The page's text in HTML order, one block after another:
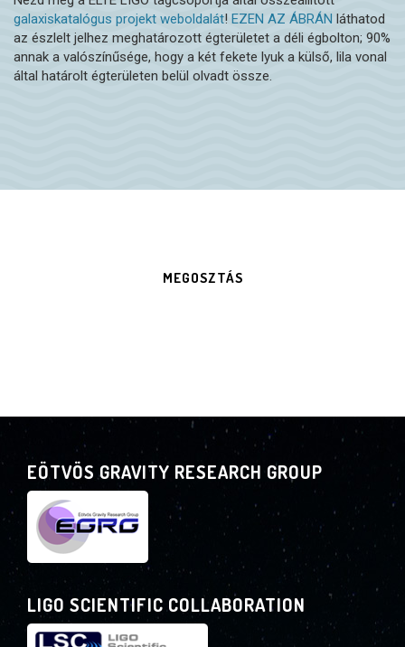
galaxiskatalógus projekt weboldalát! EZEN AZ ÁBRÁN láthatod
az észlelt jelhez meghatározott égterületet a déli égbolton; 90%
annak a valószínűsége, hogy a két fekete lyuk a külső, lila vonal
által határolt égterületen belül olvadt össze.
MEGOSZTÁS
EÖTVÖS GRAVITY RESEARCH GROUP
LIGO SCIENTIFIC COLLABORATION